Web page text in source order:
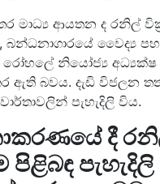
මාධ්‍ය ආයතන ද රනිල්
වෛද්‍ය
නියෝජ්‍ය අධ්‍යක්ෂ
ඇති බවය. දැඩි විජලන
පැහැදිලි විය.
දී